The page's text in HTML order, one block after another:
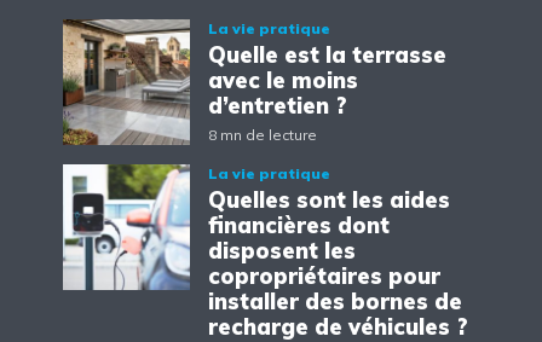
La vie pratique
Quelle est la terrasse
avec le moins
d’entretien ?
8 mn de lecture
La vie pratique
Quelles sont les aides
financières dont
disposent les
copropriétaires pour
installer des bornes de
recharge de véhicules ?